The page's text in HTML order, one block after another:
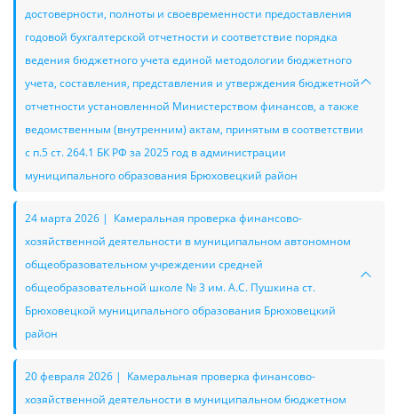
достоверности, полноты и своевременности предоставления
годовой бухгалтерской отчетности и соответствие порядка
ведения бюджетного учета единой методологии бюджетного
учета, составления, представления и утверждения бюджетной
отчетности установленной Министерством финансов, а также
ведомственным (внутренним) актам, принятым в соответствии
с п.5 ст. 264.1 БК РФ за 2025 год в администрации
муниципального образования Брюховецкий район
24 марта 2026 | Камеральная проверка финансово-
хозяйственной деятельности в муниципальном автономном
общеобразовательном учреждении средней
общеобразовательной школе № 3 им. А.С. Пушкина ст.
Брюховецкой муниципального образования Брюховецкий
район
20 февраля 2026 | Камеральная проверка финансово-
хозяйственной деятельности в муниципальном бюджетном